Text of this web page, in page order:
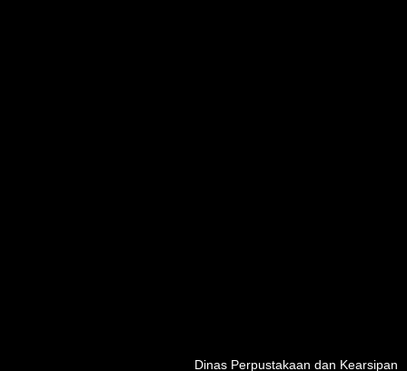
Dinas Perpustakaan dan Kearsipan